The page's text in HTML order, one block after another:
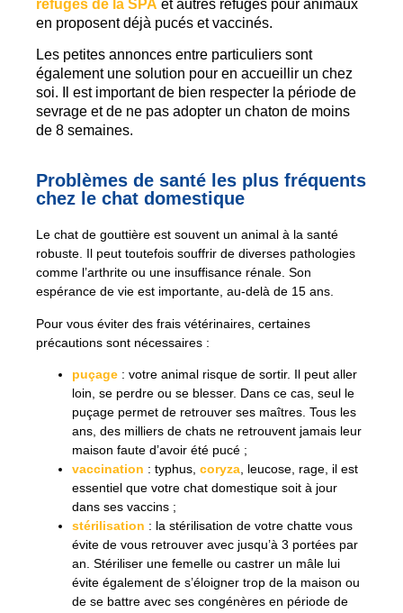
refuges de la SPA et autres refuges pour animaux
en proposent déjà pucés et vaccinés.
Les petites annonces entre particuliers sont
également une solution pour en accueillir un chez
soi. Il est important de bien respecter la période de
sevrage et de ne pas adopter un chaton de moins
de 8 semaines.
Problèmes de santé les plus fréquents
chez le chat domestique
Le chat de gouttière est souvent un animal à la santé
robuste. Il peut toutefois souffrir de diverses pathologies
comme l’arthrite ou une insuffisance rénale. Son
espérance de vie est importante, au-delà de 15 ans.
Pour vous éviter des frais vétérinaires, certaines
précautions sont nécessaires :
puçage : votre animal risque de sortir. Il peut aller
loin, se perdre ou se blesser. Dans ce cas, seul le
puçage permet de retrouver ses maîtres. Tous les
ans, des milliers de chats ne retrouvent jamais leur
maison faute d’avoir été pucé ;
vaccination : typhus, coryza , leucose, rage, il est
essentiel que votre chat domestique soit à jour
dans ses vaccins ;
stérilisation : la stérilisation de votre chatte vous
évite de vous retrouver avec jusqu’à 3 portées par
an. Stériliser une femelle ou castrer un mâle lui
évite également de s’éloigner trop de la maison ou
de se battre avec ses congénères en période de